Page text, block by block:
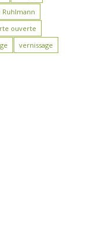
Ruhlmann
ouverte
vernissage